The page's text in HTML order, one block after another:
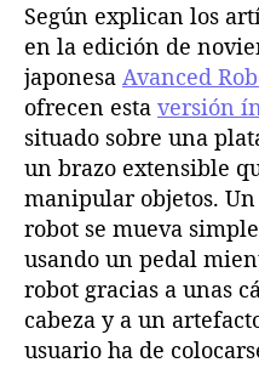
Según explican los
en la edición de
japonesa Avanced
ofrecen esta versión
situado sobre una
un brazo extensible
manipular objetos.
robot se mueva
usando un pedal
robot gracias a unas
cabeza y a un
usuario ha de